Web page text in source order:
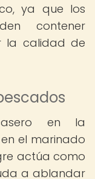
ya que los
contener
la calidad de
en la
el marinado
actúa como
a ablandar